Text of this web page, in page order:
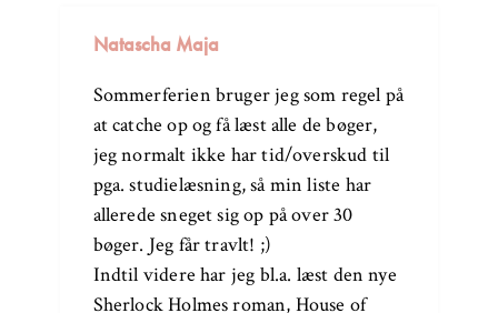
Natascha Maja
Sommerferien bruger jeg som regel på
at catche op og få læst alle de bøger,
jeg normalt ikke har tid/overskud til
pga. studielæsning, så min liste har
allerede sneget sig op på over 30
bøger. Jeg får travlt! ;)
Indtil videre har jeg bl.a. læst den nye
Sherlock Holmes roman, House of